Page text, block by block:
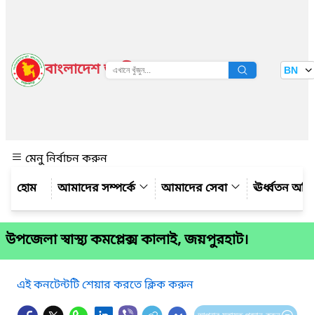
বাংলাদেশ জাতীয় তথ্য বাতায়ন BN
মেনু নির্বাচন করুন
আমাদের সম্পর্কে
আমাদের সেবা ঊর্ধ্বতন
উপজেলা স্বাস্থ্য কমপ্লেক্স কালাই, জয়পুরহাট।
এই কনটেন্টটি শেয়ার করতে ক্লিক করুন